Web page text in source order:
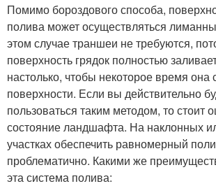
Помимо бороздового способа,
полива может осуществляться
этом случае траншеи не требуются,
поверхность грядок полностью
настолько, чтобы некоторое время она
поверхности. Если вы действительно
пользоваться таким методом, то стоит
состояние ландшафта. На наклонных
участках обеспечить равномерный
проблематично. Какими же
эта система полива: